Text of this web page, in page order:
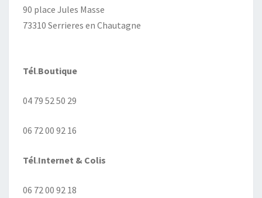
90 place Jules Masse
73310 Serrieres en Chautagne
Tél.Boutique
04 79 52 50 29
06 72 00 92 16
Tél.Internet & Colis
06 72 00 92 18